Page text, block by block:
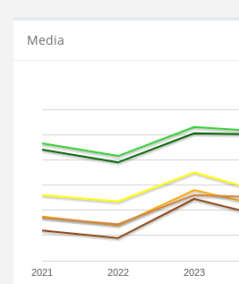
Media
2021 2022 2023